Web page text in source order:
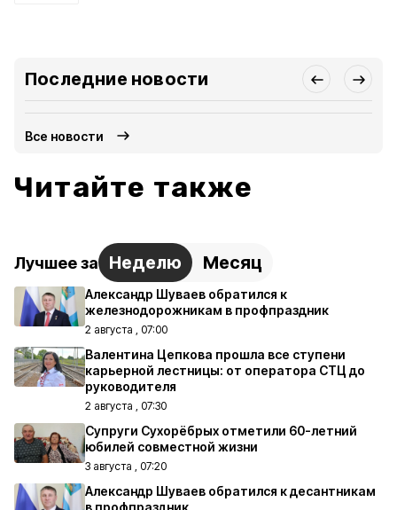
Последние новости
Все новости
Читайте также
Лучшее за Неделю Месяц
Александр Шуваев обратился к
железнодорожникам в профпраздник
2 августа , 07:00
Валентина Цепкова прошла все ступени
карьерной лестницы: от оператора СТЦ до
руководителя
2 августа , 07:30
Супруги Сухорёбрых отметили 60-летний
юбилей совместной жизни
3 августа , 07:20
Александр Шуваев обратился к десантникам
в профпраздник